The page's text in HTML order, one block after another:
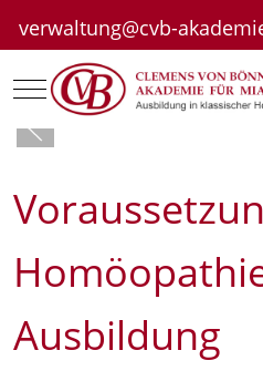
verwaltung@cvb-
Mobile Menu Toggle
Ausbildung